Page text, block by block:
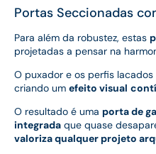
Portas Seccionadas
Para além da robustez, estas
projetadas a pensar na
O puxador e os perfis
criando um efeito visual
O resultado é uma porta de
integrada que quase
valoriza qualquer projeto